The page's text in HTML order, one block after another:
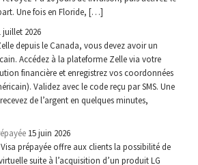
Une fois en Floride, […]
juillet 2026
depuis le Canada, vous devez avoir un
Accédez à la plateforme Zelle via votre
financière et enregistrez vos coordonnées
Validez avec le code reçu par SMS. Une
de l’argent en quelques minutes,
15 juin 2026
prépayée offre aux clients la possibilité de
suite à l’acquisition d’un produit LG